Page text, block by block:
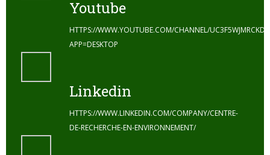
Youtube
HTTPS://WWW.YOUTUBE.COM/CHANNEL/
APP=DESKTOP
Linkedin
HTTPS://WWW.LINKEDIN.COM/COMPANY/CENTRE-
DE-RECHERCHE-EN-ENVIRONNEMENT/